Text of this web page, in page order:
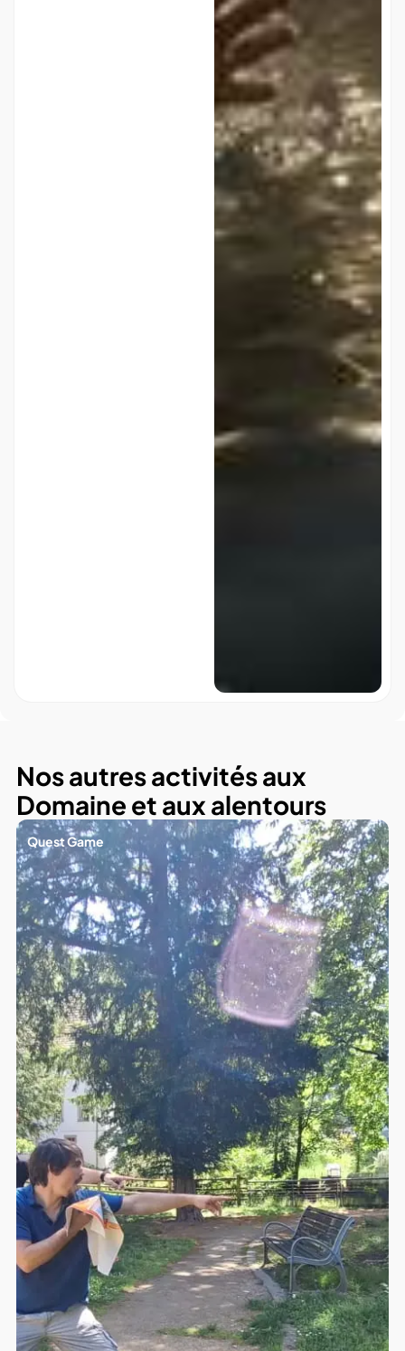
Nos autres activités aux
Domaine et aux alentours
Quest Game